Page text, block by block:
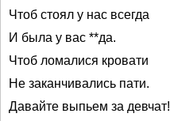
Чтоб стоял у нас всегда
И была у вас **да.
Чтоб ломалися кровати
Не заканчивались пати.
Давайте выпьем за девчат!